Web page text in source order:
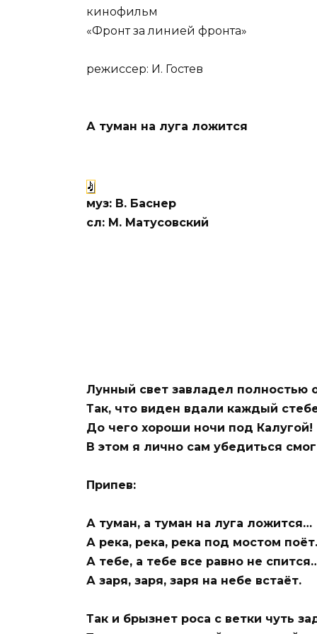
кинофильм
«Фронт за линией фронта»
режиссер: И. Гостев
А туман на луга ложится
муз: В. Баснер
сл: М. Матусовский
Лунный свет завладел полностью
Так, что виден вдали каждый
До чего хороши ночи под Калугой!
В этом я лично сам убедиться смог
Припев:
А туман, а туман на луга ложится…
А река, река, река под мостом
А тебе, а тебе все равно не
А заря, заря, заря на небе встаёт.
Так и брызнет роса с ветки чуть